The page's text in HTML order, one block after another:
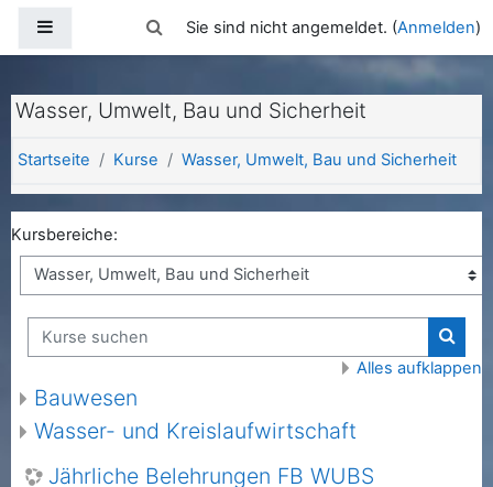
Website-ÜbersichtSucheingabe umschalten
Sie sind nicht angemeldet. (Anmelden)
Wasser, Umwelt, Bau und Sicherheit
Startseite Kurse Wasser, Umwelt, Bau und Sicherheit
Kursbereiche:
Kurse suchen
Alles aufklappen
Bauwesen
Wasser- und Kreislaufwirtschaft
Jährliche Belehrungen FB WUBS